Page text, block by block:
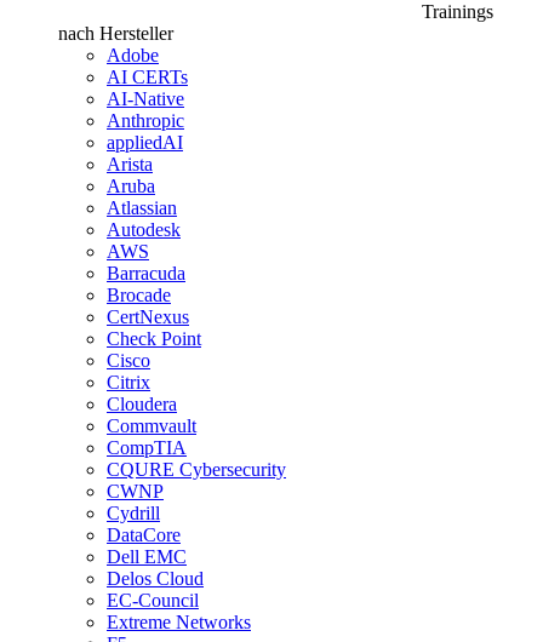
Trainings
nach Hersteller
Adobe
AI CERTs
AI-Native
Anthropic
appliedAI
Arista
Aruba
Atlassian
Autodesk
AWS
Barracuda
Brocade
CertNexus
Check Point
Cisco
Citrix
Cloudera
Commvault
CompTIA
CQURE Cybersecurity
CWNP
Cydrill
DataCore
Dell EMC
Delos Cloud
EC-Council
Extreme Networks